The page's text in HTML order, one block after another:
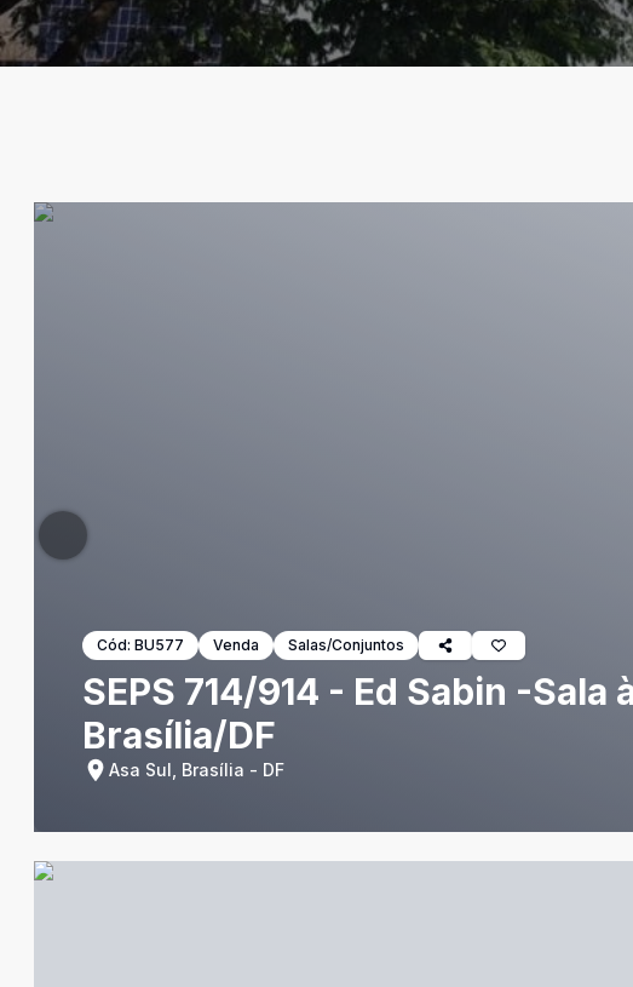
Cód: BU577 Venda Salas/Conjuntos
SEPS 714/914 - Ed Sabin -
Brasília/DF
Asa Sul, Brasília - DF